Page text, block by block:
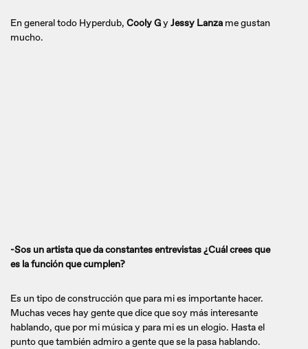
En general todo Hyperdub, Cooly GyJessy Lanza me gustan
mucho.
-Sos un artista que da constantes entrevistas ¿Cuál crees que
es la función que cumplen?
Es un tipo de construcción que para mi es importante hacer.
Muchas veces hay gente que dice que soy más interesante
hablando, que por mi música y para mi es un elogio. Hasta el
punto que también admiro a gente que se la pasa hablando.